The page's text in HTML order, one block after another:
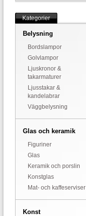
Kategorier
Belysning
Bordslampor
Golvlampor
Ljuskronor &
takarmaturer
Ljusstakar &
kandelabrar
Väggbelysning
Glas och keramik
Figuriner
Glas
Keramik och porslin
Konstglas
Mat- och kaffeserviser
Konst